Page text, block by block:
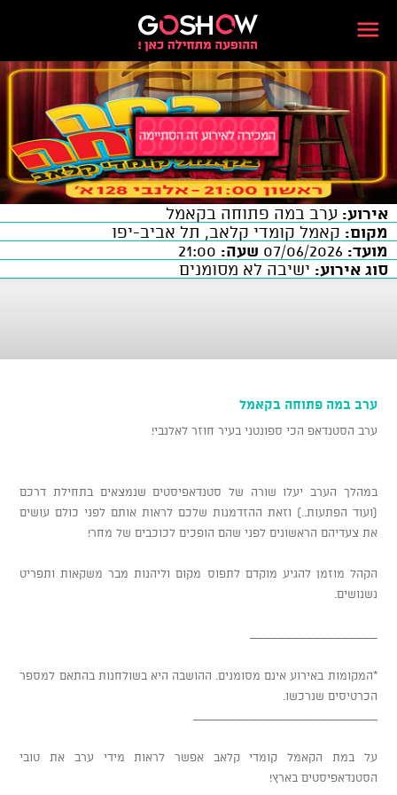
אירוע: ערב במה פתוחה בקאמל
מקום: קאמל קומדי קלאב, תל אביב-יפו
מועד:
שעה:
סוג אירוע: ישיבה לא מסומנים
ערב במה פתוחה בקאמל
ערב הסטנדאפ הכי ספונטני בעיר חוזר לאלנבי!
במהלך הערב יעלו שורה של סטנדאפיסטים שנמצאים בתחילת דרכם
(ועוד הפתעות..) וזאת ההזדמנות שלכם לראות אותם לפני כולם עושים
את צעדיהם הראשונים לפני שהם הופכים לכוכבים של מחר!
הקהל מוזמן להגיע מוקדם לתפוס מקום וליהנות מבר משקאות ותפריט
נשנושים.
*המקומות באירוע אינם מסומנים. ההושבה היא בשולחנות בהתאם למספר
הכרטיסים שנרכשו.
על במת הקאמל קומדי קלאב אפשר לראות מידי ערב את טובי
הסטנדאפיסטים בארץ!